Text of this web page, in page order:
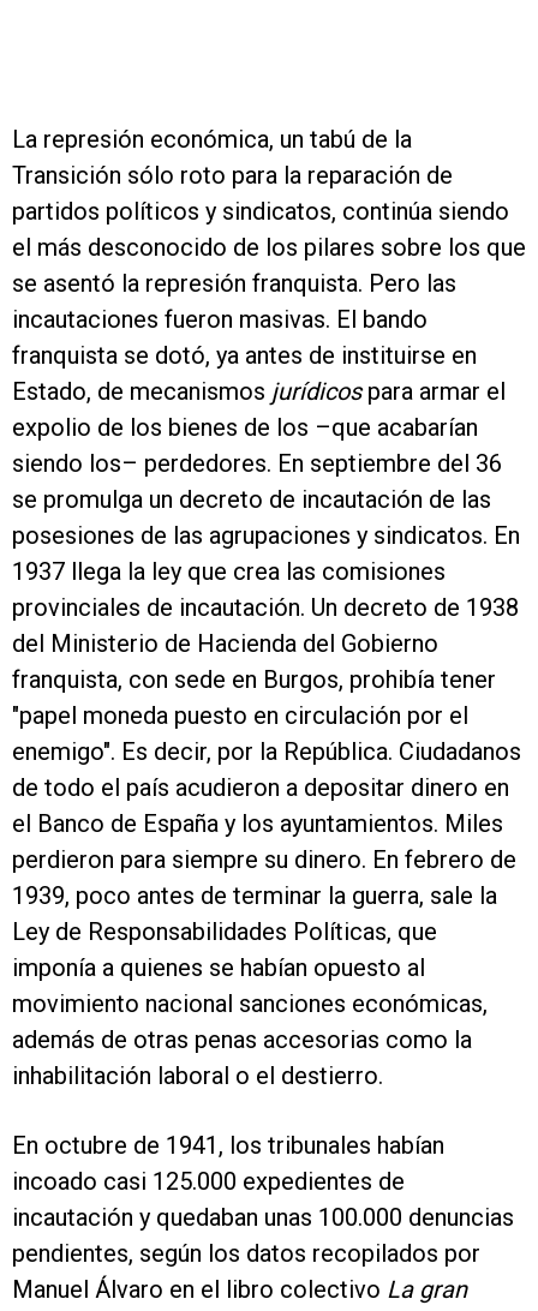
La represión económica, un tabú de la
Transición sólo roto para la reparación de
partidos políticos y sindicatos, continúa siendo
el más desconocido de los pilares sobre los que
se asentó la represión franquista. Pero las
incautaciones fueron masivas. El bando
franquista se dotó, ya antes de instituirse en
Estado, de mecanismos jurídicospara armar el
expolio de los bienes de los –que acabarían
siendo los– perdedores. En septiembre del 36
se promulga un decreto de incautación de las
posesiones de las agrupaciones y sindicatos. En
1937 llega la ley que crea las comisiones
provinciales de incautación. Un decreto de 1938
del Ministerio de Hacienda del Gobierno
franquista, con sede en Burgos, prohibía tener
"papel moneda puesto en circulación por el
enemigo". Es decir, por la República. Ciudadanos
de todo el país acudieron a depositar dinero en
el Banco de España y los ayuntamientos. Miles
perdieron para siempre su dinero. En febrero de
1939, poco antes de terminar la guerra, sale la
Ley de Responsabilidades Políticas, que
imponía a quienes se habían opuesto al
movimiento nacional sanciones económicas,
además de otras penas accesorias como la
inhabilitación laboral o el destierro.
En octubre de 1941, los tribunales habían
incoado casi 125.000 expedientes de
incautación y quedaban unas 100.000 denuncias
pendientes, según los datos recopilados por
Manuel Álvaro en el libro colectivo La gran